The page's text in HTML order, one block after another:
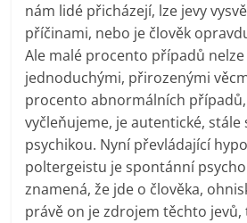
nám lidé přicházejí, lze jevy
příčinami, nebo je člověk
Ale malé procento případů
jednoduchými, přirozenými
procento abnormálních
vyčleňujeme, je autentické, stále
psychikou. Nyní převládající
poltergeistu je spontánní
znamená, že jde o člověka,
právě on je zdrojem těchto jevů,